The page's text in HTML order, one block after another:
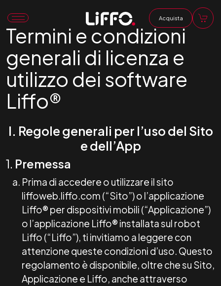
Acquista
Termini e condizioni
generali di licenza e
utilizzo dei software
Liffo®
I. Regole generali per l’uso del Sito
e dell’App
1. Premessa
Prima di accedere o utilizzare il sito
liffoweb.liffo.com (“Sito”) o l’applicazione
Liffo® per dispositivi mobili (“Applicazione”)
o l’applicazione Liffo® installata sul robot
Liffo (“Liffo”), ti invitiamo a leggere con
attenzione queste condizioni d’uso. Questo
regolamento è disponibile, oltre che su Sito,
Applicazione e Liffo, anche attraverso